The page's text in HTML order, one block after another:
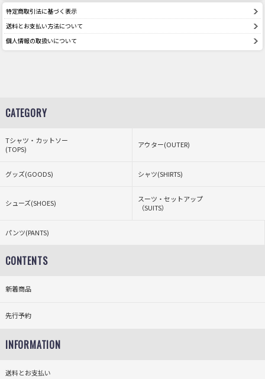
特定商取引法に基づく表示
送料とお支払い方法について
個人情報の取扱いについて
CATEGORY
Tシャツ・カットソー
(TOPS)
アウター(OUTER)
グッズ(GOODS) シャツ(SHIRTS)
シューズ(SHOES)
スーツ・セットアップ
（SUITS）
パンツ(PANTS)
CONTENTS
新着商品
先行予約
INFORMATION
送料とお支払い